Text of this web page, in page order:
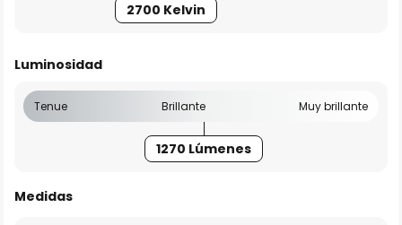
2700 Kelvin
Luminosidad
Tenue Brillante Muy brillante
1270 Lúmenes
Medidas